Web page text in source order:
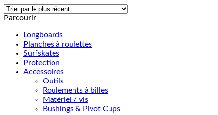
Parcourir
Longboards
Planches à roulettes
Surfskates
Protection
Accessoires
Outils
Roulements à billes
Matériel / vis
Bushings & Pivot Cups